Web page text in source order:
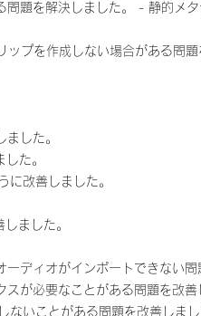
題を解決しました。 - 静的メ
プを作成しない場合がある問題
した。
た。
に改善しました。
ました。
ディオがインポートできない問
が必要なことがある問題を改善
いことがある問題を改善しまし